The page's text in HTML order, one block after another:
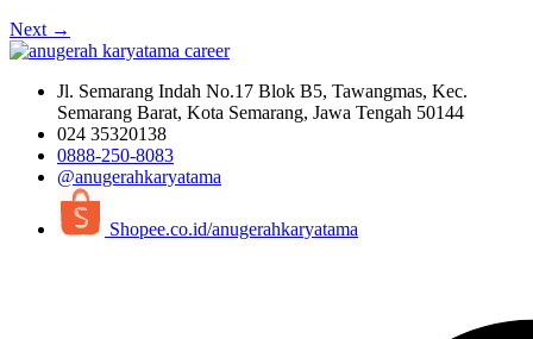
Next →
Jl. Semarang Indah No.17 Blok B5, Tawangmas, Kec.
Semarang Barat, Kota Semarang, Jawa Tengah 50144
024 35320138
0888-250-8083
@anugerahkaryatama
Shopee.co.id/anugerahkaryatama